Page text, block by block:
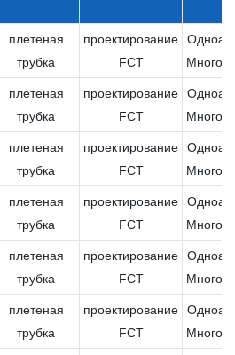
плетеная
трубка
проектирование
FCT
плетеная
трубка
проектирование
FCT
плетеная
трубка
проектирование
FCT
плетеная
трубка
проектирование
FCT
плетеная
трубка
проектирование
FCT
плетеная
трубка
проектирование
FCT